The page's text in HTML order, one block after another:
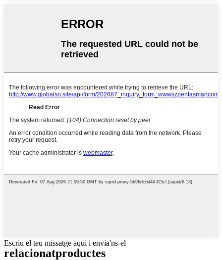
Escriu el teu missatge aquí i envia'ns-el
relacionatproductes